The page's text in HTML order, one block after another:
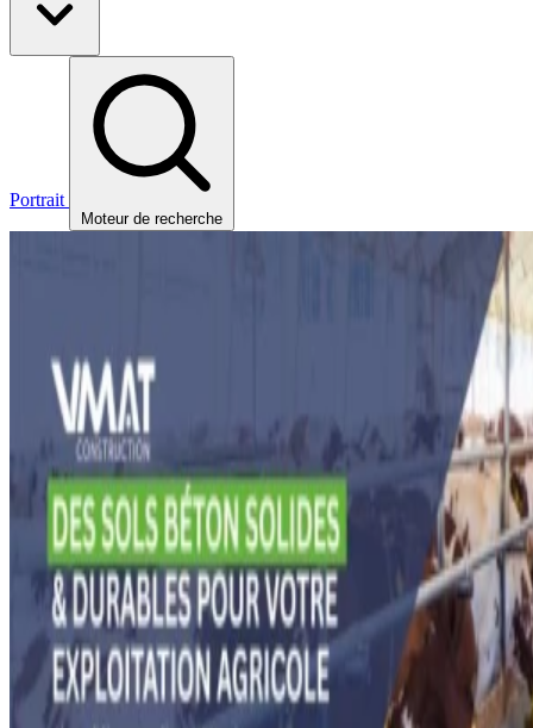
Portrait
Moteur de recherche